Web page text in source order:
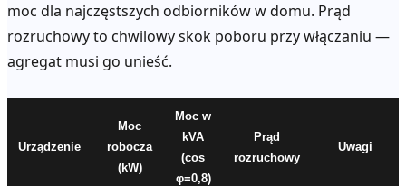
moc dla najczęstszych odbiorników w domu. Prąd
rozruchowy to chwilowy skok poboru przy włączaniu —
agregat musi go unieść.
Urządzenie
Moc
robocza
(kW)
Moc w
kVA
(cos
φ=0,8)
Prąd
rozruchowy
Uwagi